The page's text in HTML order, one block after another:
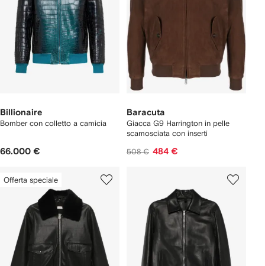
Billionaire
Bomber con colletto a camicia
66.000 €
Baracuta
Giacca G9 Harrington in pelle
scamosciata con inserti
508 € 484 €
Offerta speciale